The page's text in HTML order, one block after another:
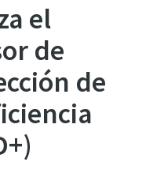
el
de
de